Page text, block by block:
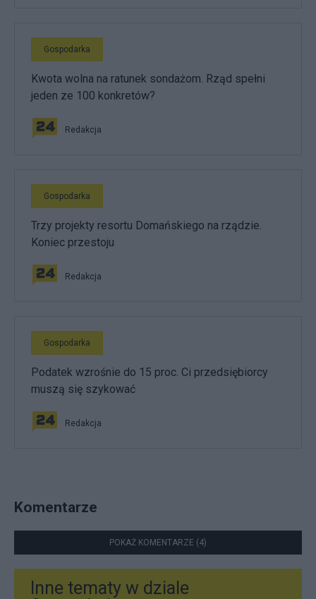
Gospodarka
Kwota wolna na ratunek sondażom. Rząd spełni
jeden ze 100 konkretów?
Redakcja
Gospodarka
Trzy projekty resortu Domańskiego na rządzie.
Koniec przestoju
Redakcja
Gospodarka
Podatek wzrośnie do 15 proc. Ci przedsiębiorcy
muszą się szykować
Redakcja
Komentarze
POKAŻ KOMENTARZE (4)
Inne tematy w dziale